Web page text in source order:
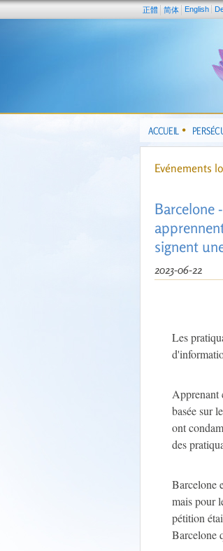
正體 简体 English
ACCUEIL
Evénements
Barcelone
signent
2023-06-22
Les
Apprenant
basée sur
ont
des
Barcelone
mais pour
pétition
Barcelone